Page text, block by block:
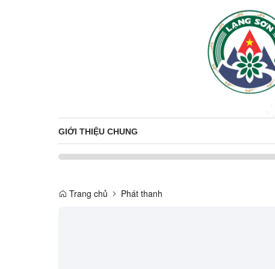
GIỚI THIỆU CHUNG
Trang chủ Phát thanh